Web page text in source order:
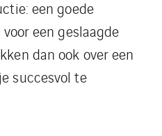
een goede
een geslaagde
dan ook over een
succesvol te